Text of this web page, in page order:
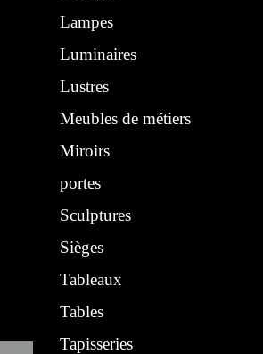
Lampes
Luminaires
Lustres
Meubles de métiers
Miroirs
portes
Sculptures
Sièges
Tableaux
Tables
Tapisseries